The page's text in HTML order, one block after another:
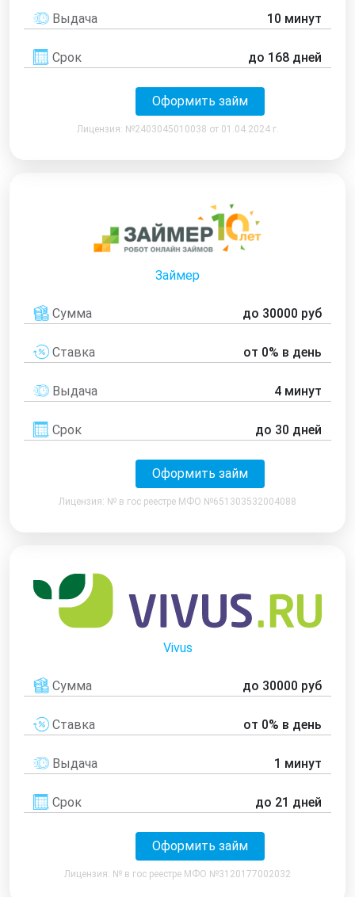
Выдача 10 минут
Срок до 168 дней
Оформить займ
Лицензия: №2403045010038 от 01.04.2024 г.
Займер
Сумма до 30000 руб
Ставка от 0% в день
Выдача 4 минут
Срок до 30 дней
Оформить займ
Лицензия: № в гос реестре МФО №651303532004088
Vivus
Сумма до 30000 руб
Ставка от 0% в день
Выдача 1 минут
Срок до 21 дней
Оформить займ
Лицензия: № в гос реестре МФО №3120177002032